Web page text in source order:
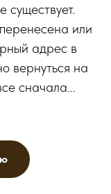
существует.
или
адрес в
вернуться на
сначала...